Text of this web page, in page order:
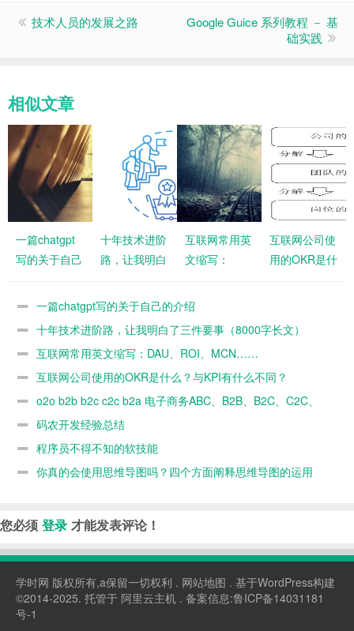
技术人员的发展之路
Google Guice 系列教程 － 基
础实践
相似文章
一篇chatgpt
写的关于自己
十年技术进阶
路，让我明白
（8000字长
互联网常用英
文缩写：
MCN……
互联网公司使
用的OKR是什
一篇chatgpt写的关于自己的介绍
十年技术进阶路，让我明白了三件要事（8000字长文）
互联网常用英文缩写：DAU、ROI、MCN……
互联网公司使用的OKR是什么？与KPI有什么不同？
o2o b2b b2c c2c b2a 电子商务ABC、B2B、B2C、C2C、
B2M、M2C、B2A
码农开发经验总结
程序员不得不知的软技能
你真的会使用思维导图吗？四个方面阐释思维导图的运用
您必须 登录 才能发表评论！
学时网 版权所有,a保留一切权利 . 网站地图 . 基于WordPress构建
©2014-2025. 托管于 阿里云主机 . 备案信息:鲁ICP备14031181
号-1